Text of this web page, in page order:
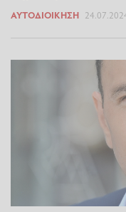
ΑΥΤΟΔΙΟΊΚΗΣΗ